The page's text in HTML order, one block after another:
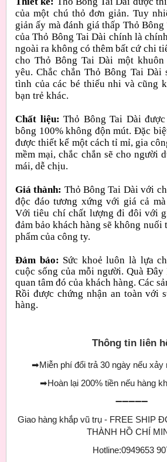
của một chú thỏ đơn giản. Tuy
giản ấy mà đánh giá thấp Thỏ
của Thỏ Bông Tai Dài chính là
ngoài ra không có thêm bất cứ chi
cho Thỏ Bông Tai Dài một khuôn
yêu. Chắc chắn Thỏ Bông Tai Dài
tình của các bé thiếu nhi và cũng
bạn trẻ khác.
Chất liệu:Thỏ Bông Tai Dài
bông 100% không độn mút. Đặc
được thiết kể một cách tỉ mỉ, gia
mềm mại, chắc chắn sẽ cho người
mái, dễ chịu.
Giá thành: Thỏ Bông Tai Dài với
độc đáo tương xứng với giá cả
Với tiêu chí chất lượng đi đôi với
đảm bảo khách hàng sẽ không nuối
phẩm của công ty.
Đảm bảo: Sức khoẻ luôn là lựa
cuộc sống của mỗi người. Quà
quan tâm đó của khách hàng. Các
Rồi được chứng nhận an toàn với
hàng.
Thông tin liên
➡Miễn phí đổi trả 30 ngày nếu
➡Hoàn lại 200% tiền nếu hàng
➖➖➖➖➖
Giao hàng khắp vũ trụ - FREE SHIP
THÀNH HỒ CHÍ
Hotline:0949653